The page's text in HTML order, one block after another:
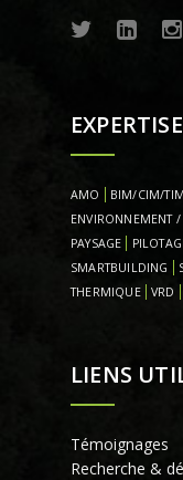
AMO BIM/CIM/TIM
ENVIRONNEMENT /
PAYSAGE
SMARTBUILDING
THERMIQUE
VRD
LIENS
Témoignages
Recherche &